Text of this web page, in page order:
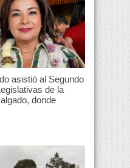
asistió al Segundo
de la
donde